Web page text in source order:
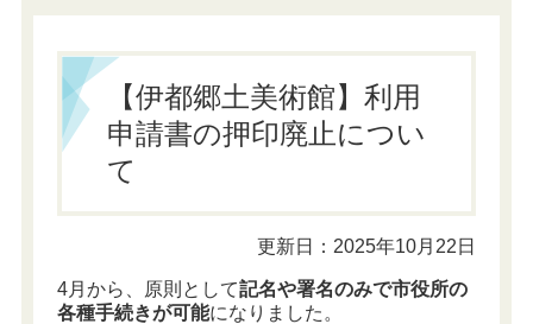
【伊都郷土美術館】利用
申請書の押印廃止につい
て
更新日：2025年10月22日
4月から、原則として記名や署名のみで市役所の
各種手続きが可能になりました。